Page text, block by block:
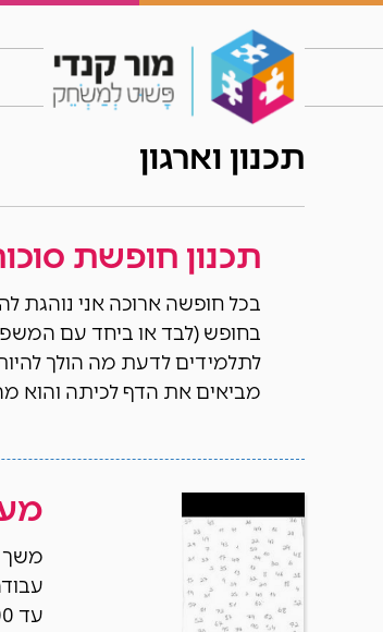
תכנון וארגון
תכנון חופשת
בכל חופשה ארוכה אני נוהגת
בחופש (לבד או ביחד עם
לתלמידים לדעת מה הולך
מביאים את הדף לכיתה והוא